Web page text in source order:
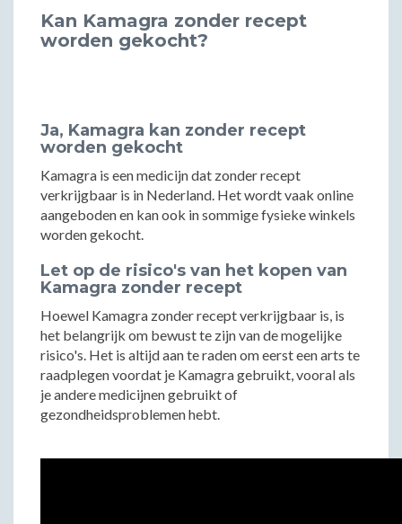
Kan Kamagra zonder recept
worden gekocht?
Ja, Kamagra kan zonder recept
worden gekocht
Kamagra is een medicijn dat zonder recept
verkrijgbaar is in Nederland. Het wordt vaak online
aangeboden en kan ook in sommige fysieke winkels
worden gekocht.
Let op de risico's van het kopen van
Kamagra zonder recept
Hoewel Kamagra zonder recept verkrijgbaar is, is
het belangrijk om bewust te zijn van de mogelijke
risico's. Het is altijd aan te raden om eerst een arts te
raadplegen voordat je Kamagra gebruikt, vooral als
je andere medicijnen gebruikt of
gezondheidsproblemen hebt.